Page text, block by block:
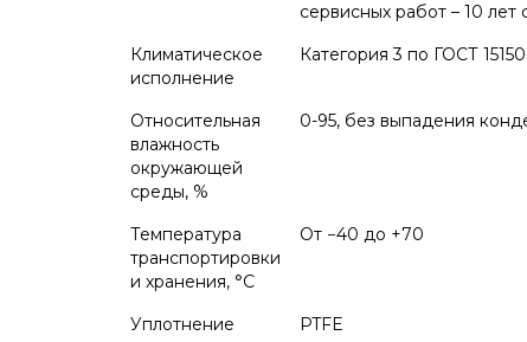
сервисных работ – 10
Климатическое
исполнение
Категория 3 по ГОСТ
Относительная
влажность
окружающей
среды, %
0-95, без выпадения
Температура
транспортировки
и хранения, °С
От −40 до +70
Уплотнение
PTFE